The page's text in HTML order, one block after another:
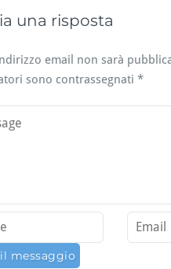
una risposta
email non sarà
sono contrassegnati *